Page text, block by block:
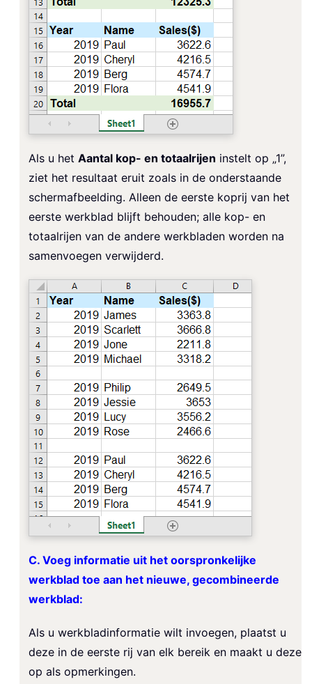
Als u het Aantal kop- en totaalrijen instelt op „1”,
ziet het resultaat eruit zoals in de onderstaande
schermafbeelding. Alleen de eerste koprij van het
eerste werkblad blijft behouden; alle kop- en
totaalrijen van de andere werkbladen worden na
samenvoegen verwijderd.
C. Voeg informatie uit het oorspronkelijke
werkblad toe aan het nieuwe, gecombineerde
werkblad:
Als u werkbladinformatie wilt invoegen, plaatst u
deze in de eerste rij van elk bereik en maakt u deze
op als opmerkingen.